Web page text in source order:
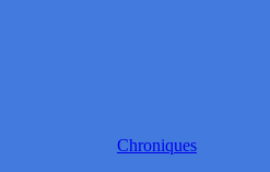
Chroniques